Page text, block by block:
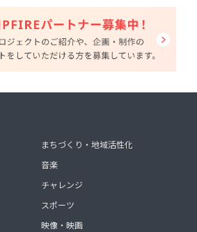
まちづくり・地域活性化
音楽
チャレンジ
スポーツ
映像・映画